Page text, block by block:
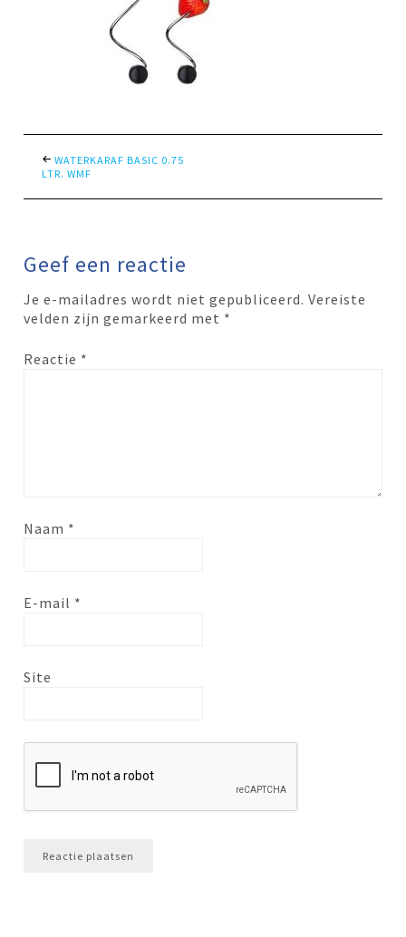
WATERKARAF BASIC 0.75
LTR. WMF
Geef een reactie
Je e-mailadres wordt niet gepubliceerd. Vereiste
velden zijn gemarkeerd met *
Reactie *
Naam *
E-mail *
Site